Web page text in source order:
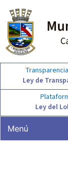
contenido
Ley de
Ley del
Menú